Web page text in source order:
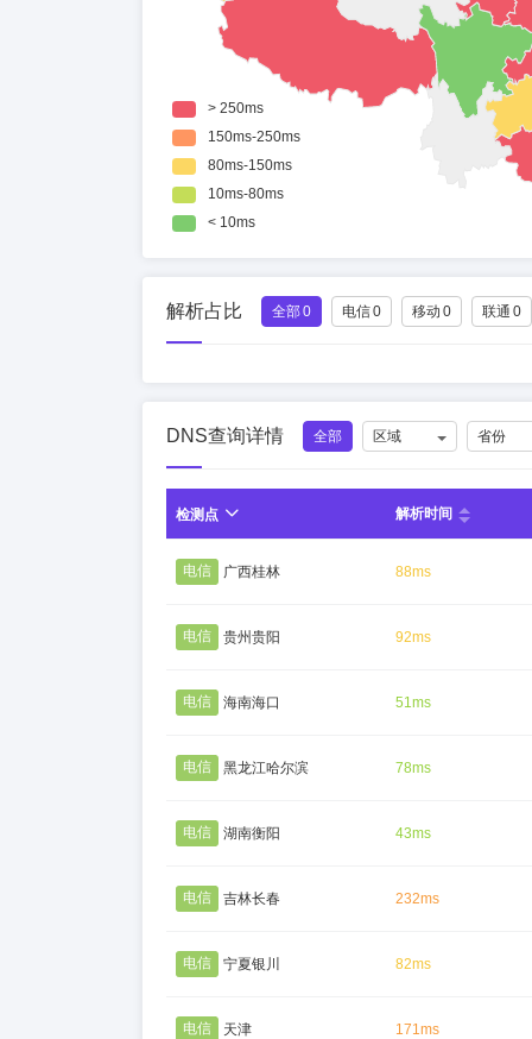
解析占比 全部0 电信0 移动 0 联通 0
DNS查询详情 全部 区域 省份
检测点 解析时间
电信 广西桂林 88ms
电信 贵州贵阳 92ms
电信 海南海口 51ms
电信 黑龙江哈尔滨 78ms
电信 湖南衡阳 43ms
电信 吉林长春 232ms
电信 宁夏银川 82ms
电信 天津 171ms